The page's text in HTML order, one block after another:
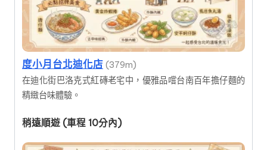
度小月台北迪化店 (379m)
在迪化街巴洛克式紅磚老宅中，優雅品嚐台南百年擔仔麵的
精緻台味體驗。
稍遠順遊 (車程 10分內)